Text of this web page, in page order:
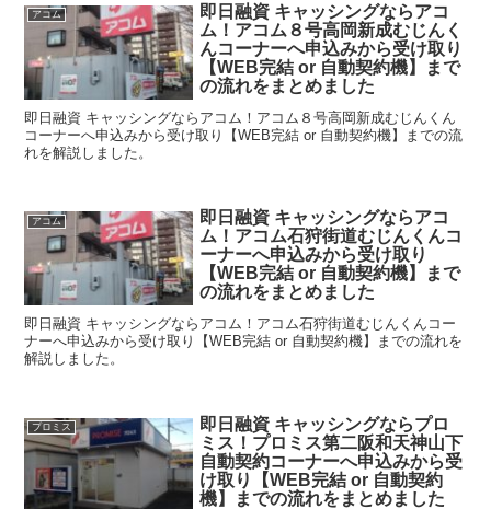
アコム
即日融資 キャッシングならアコ
ム！アコム８号高岡新成むじんく
んコーナーへ申込みから受け取り
【WEB完結 or 自動契約機】まで
の流れをまとめました
即日融資 キャッシングならアコム！アコム８号高岡新成むじんくん
コーナーへ申込みから受け取り【WEB完結 or 自動契約機】までの流
れを解説しました。
アコム
即日融資 キャッシングならアコ
ム！アコム石狩街道むじんくんコ
ーナーへ申込みから受け取り
【WEB完結 or 自動契約機】まで
の流れをまとめました
即日融資 キャッシングならアコム！アコム石狩街道むじんくんコー
ナーへ申込みから受け取り【WEB完結 or 自動契約機】までの流れを
解説しました。
プロミス
即日融資 キャッシングならプロ
ミス！プロミス第二阪和天神山下
自動契約コーナーへ申込みから受
け取り【WEB完結 or 自動契約
機】までの流れをまとめました